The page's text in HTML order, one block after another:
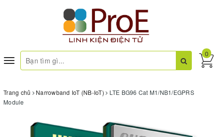
Toggle
navigation
0
Trang chủ Narrowband IoT (NB-IoT)
LTE BG96 Cat M1/NB1/EGPRS
Module